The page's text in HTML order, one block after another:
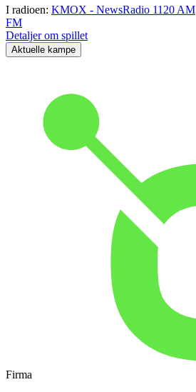
I radioen: KMOX - NewsRadio 1120 AM
FM
Detaljer om spillet
Aktuelle kampe
Firma